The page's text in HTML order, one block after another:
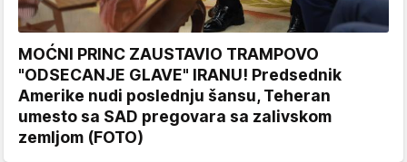
MOĆNI PRINC ZAUSTAVIO TRAMPOVO
"ODSECANJE GLAVE" IRANU! Predsednik
Amerike nudi poslednju šansu, Teheran
umesto sa SAD pregovara sa zalivskom
zemljom (FOTO)